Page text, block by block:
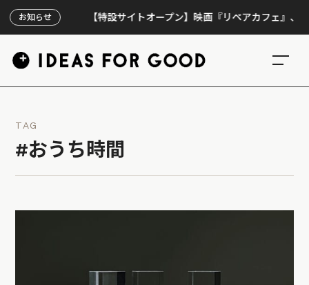
お知らせ【特設サイトオープン】映画『リペアカフェ』、上映300
TAG
#おうち時間